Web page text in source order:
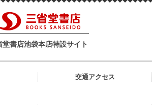
堂書店池袋本店特設サイト
交通アクセス